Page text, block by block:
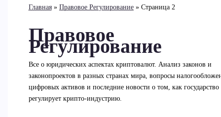
Главная Правовое Регулирование Страница 2
Правовое
Регулирование
Все о юридических аспектах криптовалют. Анализ законов и
законопроектов в разных странах мира, вопросы
цифровых активов и последние новости о том, как государство
регулирует крипто-индустрию.